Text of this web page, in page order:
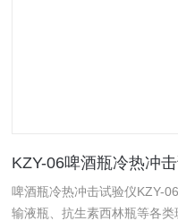
啤酒瓶冷热冲击试验仪KZY-
输液瓶、抗生素西林瓶等各类